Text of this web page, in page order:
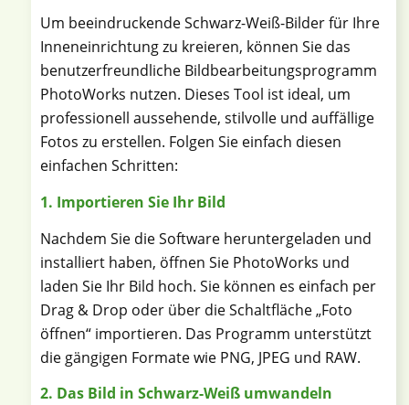
Um beeindruckende Schwarz-Weiß-Bilder für Ihre
Inneneinrichtung zu kreieren, können Sie das
benutzerfreundliche Bildbearbeitungsprogramm
PhotoWorks nutzen. Dieses Tool ist ideal, um
professionell aussehende, stilvolle und auffällige
Fotos zu erstellen. Folgen Sie einfach diesen
einfachen Schritten:
1. Importieren Sie Ihr Bild
Nachdem Sie die Software heruntergeladen und
installiert haben, öffnen Sie PhotoWorks und
laden Sie Ihr Bild hoch. Sie können es einfach per
Drag & Drop oder über die Schaltfläche „Foto
öffnen“ importieren. Das Programm unterstützt
die gängigen Formate wie PNG, JPEG und RAW.
2. Das Bild in Schwarz-Weiß umwandeln